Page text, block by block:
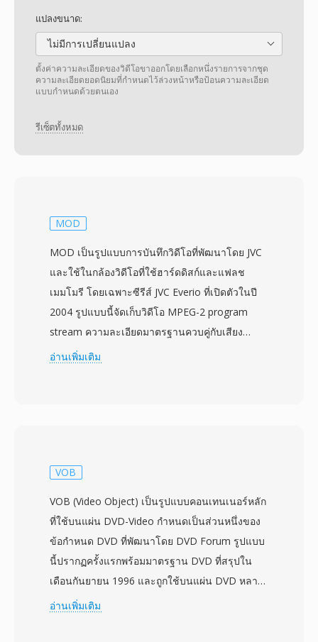
แปลงขนาด:
ไม่มีการเปลี่ยนแปลง
ตั้งค่าความละเอียดของวิดีโอขาออกโดยเลือกหนึ่งรายการจากชุด
ความละเอียดยอดนิยมที่กำหนดไว้ล่วงหน้าหรือป้อนความละเอียด
แบบกำหนดด้วยตนเอง
รีเซ็ตทั้งหมด
MOD
MOD เป็นรูปแบบการบันทึกวิดีโอที่พัฒนาโดย JVC
และใช้ในกล้องวิดีโอที่ใช้ฮาร์ดดิสก์และแฟลช
เมมโมรี โดยเฉพาะซีรีส์ JVC Everio ที่เปิดตัวในปี
2004 รูปแบบนี้จัดเก็บวิดีโอ MPEG-2 program
stream ความละเอียดมาตรฐานควบคู่กับเสียง
MPEG-1 Layer II หรือ Dolby Digital สร้างไฟล์ที่มี
เป็นสะพานเชื่อมระหว่างการบันทึกแบบเทป DV
ใช้สามารถบันทึกลงสื่อจัดเก็บแบบถอดได้โดยตรง
capture จากเทป รูปแบบนี้บันทึกที่ความละเอียด
มาตรฐาน 720x480 (NTSC) หรือ 720x576 (PAL)
ที่บิตเรตเพียงพอสำหรับคุณภาพวิดีโอบ้านระดับผู้
บริโภค ไฟล์ MOD ถูกจัดระเบียบพร้อมเมตาดาต้า
อ่านเพิ่มเติม
VOB
VOB (Video Object) เป็นรูปแบบคอนเทนเนอร์หลัก
ที่ใช้บนแผ่น DVD-Video กำหนดเป็นส่วนหนึ่งของ
ข้อกำหนด DVD ที่พัฒนาโดย DVD Forum รูปแบบ
นี้ปรากฏครั้งแรกพร้อมมาตรฐาน DVD ที่สรุปใน
เดือนกันยายน 1996 และถูกใช้บนแผ่น DVD หลาย
พันล้านแผ่นที่ผลิตทั่วโลกนับแต่นั้นมา ไฟล์ VOB อิง
อ่านเพิ่มเติม